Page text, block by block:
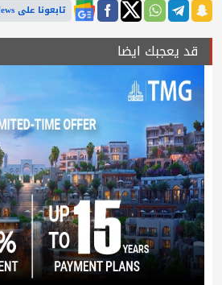
تابعونا على Google News
قد يعجبك ايضا